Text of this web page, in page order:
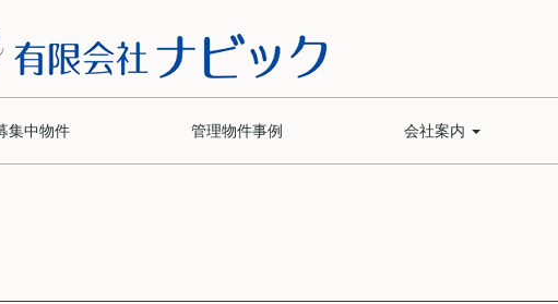
集中物件 管理物件事例 会社案内